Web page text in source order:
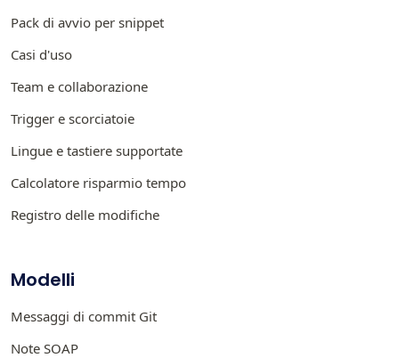
Pack di avvio per snippet
Casi d'uso
Team e collaborazione
Trigger e scorciatoie
Lingue e tastiere supportate
Calcolatore risparmio tempo
Registro delle modifiche
Modelli
Messaggi di commit Git
Note SOAP